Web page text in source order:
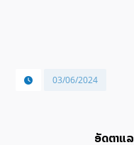
03/06/2024
ອັດ​ຕາ​ແ